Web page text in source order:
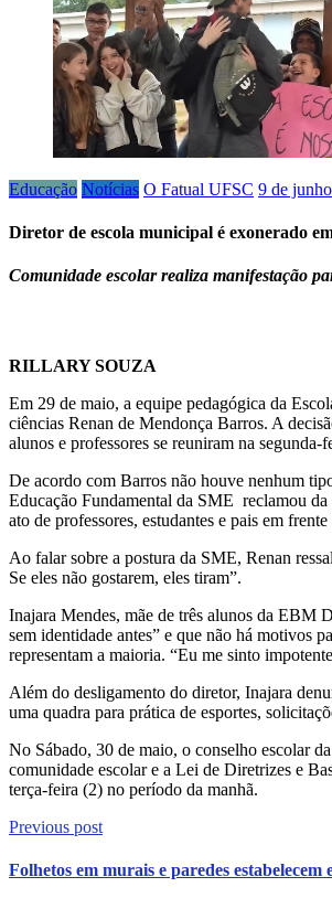
Educação Notícias O Fatual UFSC 9 de
Diretor de escola municipal é exonerado
Comunidade escolar realiza manifestação
RILLARY SOUZA
Em 29 de maio, a equipe pedagógica da
ciências Renan de Mendonça Barros. A
alunos e professores se reuniram na segunda-
De acordo com Barros não houve nenhum
Educação Fundamental da SME reclamou
ato de professores, estudantes e pais em
Ao falar sobre a postura da SME, Renan
Se eles não gostarem, eles tiram”.
Inajara Mendes, mãe de três alunos da EBM
sem identidade antes” e que não há motivos
representam a maioria. “Eu me sinto
Além do desligamento do diretor, Inajara
uma quadra para prática de esportes,
No Sábado, 30 de maio, o conselho escolar
comunidade escolar e a Lei de Diretrizes e
terça-feira (2) no período da manhã.
Previous post
Folhetos em murais e paredes